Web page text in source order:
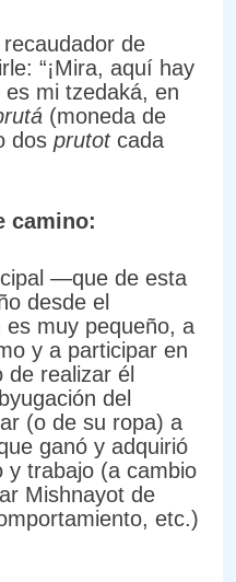
de
“¡Mira, aquí hay
mi tzedaká, en
(moneda de
dos prutotcada
camino:
—que de esta
desde el
es muy pequeño, a
y a participar en
realizar él
del
(o de su ropa) a
ganó y adquirió
y trabajo (a cambio
Mishnayot de
etc.)